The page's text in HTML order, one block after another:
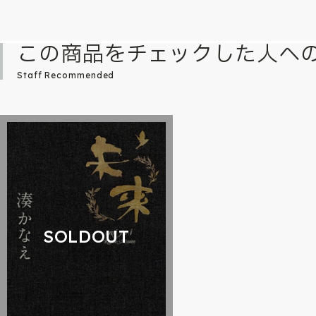
この商品をチェックした人へ
Staff Recommended
SOLDOUT